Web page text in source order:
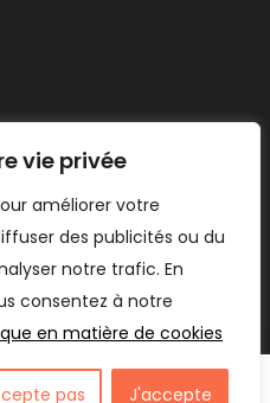
vie privée
améliorer votre
des publicités ou du
notre trafic. En
consentez à notre
en matière de cookies
pas J'accepte
conçu par WEBOSS Digital